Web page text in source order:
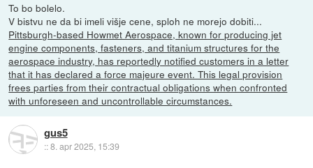
To bo bolelo.
V bistvu ne da bi imeli višje cene, sploh ne morejo dobiti...
Pittsburgh-based Howmet Aerospace, known for producing jet
engine components, fasteners, and titanium structures for the
aerospace industry, has reportedly notified customers in a letter
that it has declared a force majeure event. This legal provision
frees parties from their contractual obligations when confronted
with unforeseen and uncontrollable circumstances.
gus5
::8. apr 2025, 15:39